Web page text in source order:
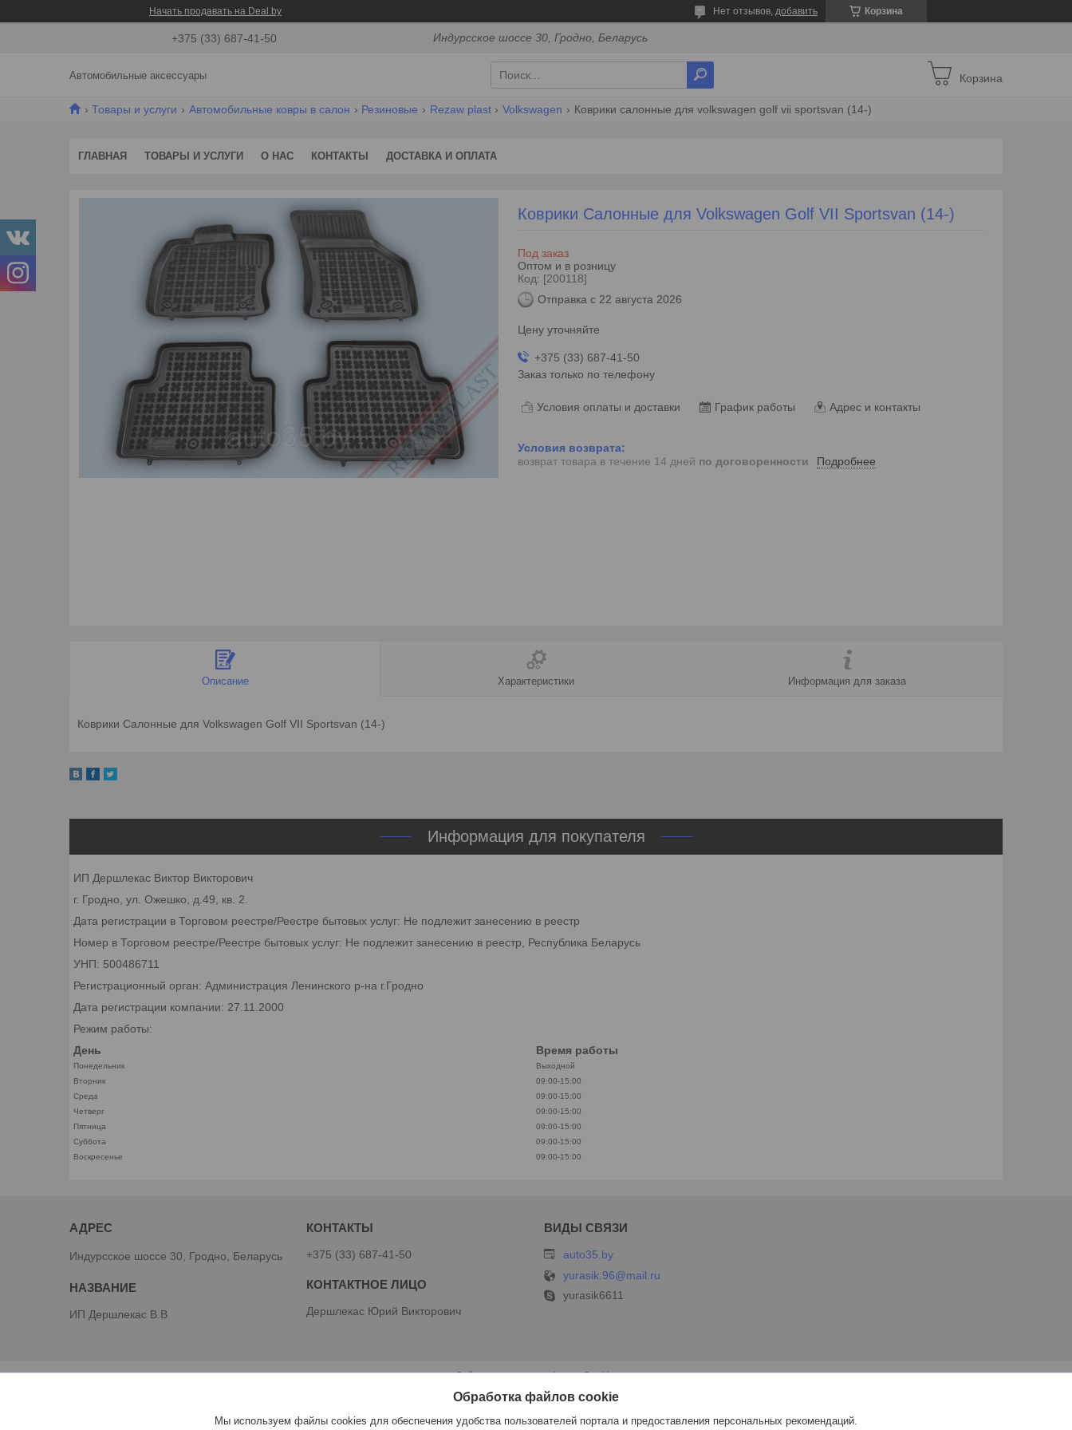
Начать продавать на Deal.by Корзина
Нет отзывов, добавить
+375 (33) 687-41-50 Индурсское шоссе 30, Гродно, Беларусь
Автомобильные аксессуары Корзина
Товары и услуги Автомобильные ковры в салон Резиновые Rezaw plast Volkswagen Коврики салонные для volkswagen golf vii sportsvan (14-)
ГЛАВНАЯ ТОВАРЫ И УСЛУГИ О НАС КОНТАКТЫ ДОСТАВКА И ОПЛАТА
Коврики Салонные для Volkswagen Golf VII Sportsvan (14-)
Под заказ
Оптом и в розницу
Код: [200118]
Отправка с 22 августа 2026
Цену уточняйте
+375 (33) 687-41-50
Заказ только по телефону
Условия оплаты и доставки График работы Адрес и контакты
возврат товара в течение 14 дней по договоренности Подробнее
Описание Характеристики Информация для заказа
Коврики Салонные для Volkswagen Golf VII Sportsvan (14-)
Информация для покупателя
ИП Дершлекас Виктор Викторович
г. Гродно, ул. Ожешко, д.49, кв. 2.
Дата регистрации в Торговом реестре/Реестре бытовых услуг: Не подлежит занесению в реестр
Номер в Торговом реестре/Реестре бытовых услуг: Не подлежит занесению в реестр, Республика Беларусь
УНП: 500486711
Регистрационный орган: Администрация Ленинского р-на г.Гродно
Дата регистрации компании: 27.11.2000
Режим работы:
День
Время работы
Понедельник
Выходной
Вторник
09:00-15:00
Среда
09:00-15:00
Четверг
09:00-15:00
Пятница
09:00-15:00
Суббота
09:00-15:00
Воскресенье
09:00-15:00
Индурсское шоссе 30, Гродно, Беларусь
ИП Дершлекас В.В
+375 (33) 687-41-50
Дершлекас Юрий Викторович
auto35.by
yurasik.96@mail.ru
yurasik6611
Сайт создан на платформе Deal.by
Политика обработки файлов cookies
Обработка файлов cookie
Мы используем файлы cookies для обеспечения удобства пользователей портала и предоставления персональных рекомендаций.
ИП Дершлекас В.В | Пожаловаться на контент
Select Language ▼